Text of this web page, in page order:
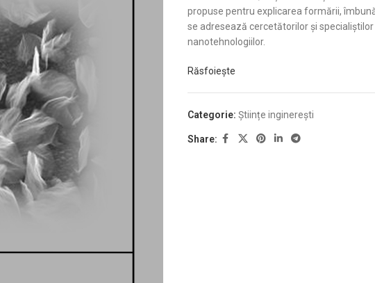
propuse pentru explicarea formării,
se adresează cercetătorilor și
nanotehnologiilor.
Răsfoiește
Categorie: Științe inginerești
Share: